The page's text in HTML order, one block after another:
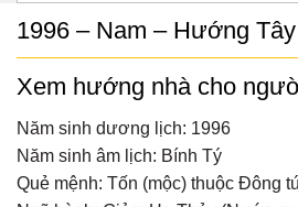
1996 – Nam – Hướng Tây
Xem hướng nhà cho
Năm sinh dương lịch: 1996
Năm sinh âm lịch: Bính Tý
Quẻ mệnh: Tốn (mộc) thuộc Đông